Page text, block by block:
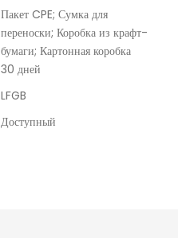
Пакет CPE; Сумка для
переноски; Коробка из крафт-
бумаги; Картонная коробка
30 дней
LFGB
Доступный